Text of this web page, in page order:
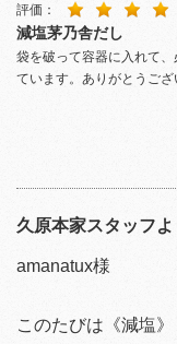
評価：
減塩茅乃舎だし
袋を破って容器に入れて
ています。ありがとうござ
久原本家スタッフよ
amanatux様
このたびは《減塩